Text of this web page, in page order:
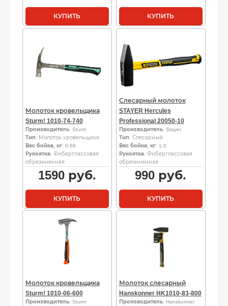
КУПИТЬ КУПИТЬ
Молоток кровельщика
Sturm! 1010-74-740
Производитель: Sturm
Тип: Молоток кровельщика
Вес бойка, кг: 0.68
Рукоятка: Фиберглассовая
обрезиненная
1590руб.
КУПИТЬ
Слесарный молоток
STAYER Hercules
Professional 20050-10
Производитель: Stayer
Тип: Слесарный
Вес бойка, кг: 1.0
Рукоятка: Фиберглассовая
обрезиненная
990 руб.
КУПИТЬ
Молоток кровельщика
Sturm! 1010-06-600
Производитель: Sturm
Молоток слесарный
Hanskonner HK1010-83-800
Производитель: Hanskonner